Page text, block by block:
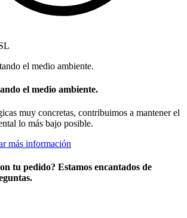
el medio ambiente.
muy concretas, contribuimos a mantener el
lo más bajo posible.
más información
tu pedido? Estamos encantados de